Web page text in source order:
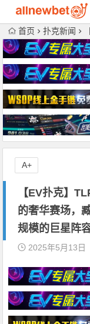
首页 扑克新闻
【EV扑克】
的奢华赛场，
规模的巨星阵容
2025年5月13日
A+